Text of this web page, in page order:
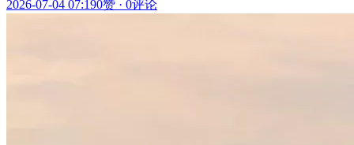
2026-07-04 07:190赞 · 0评论